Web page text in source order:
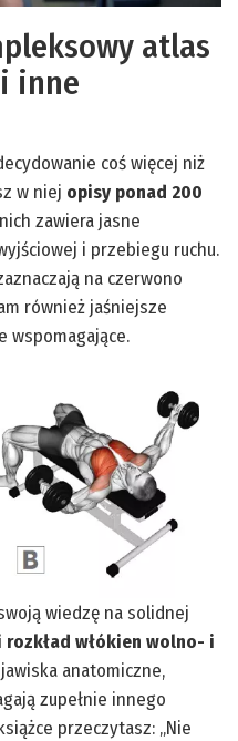
atlas
inne
coś więcej niż
w niej opisy ponad 200
zawiera jasne
i przebiegu ruchu.
na czerwono
również jaśniejsze
wspomagające.
wiedzę na solidnej
rozkład włókien wolno- i
anatomiczne,
zupełnie innego
przeczytasz: „Nie